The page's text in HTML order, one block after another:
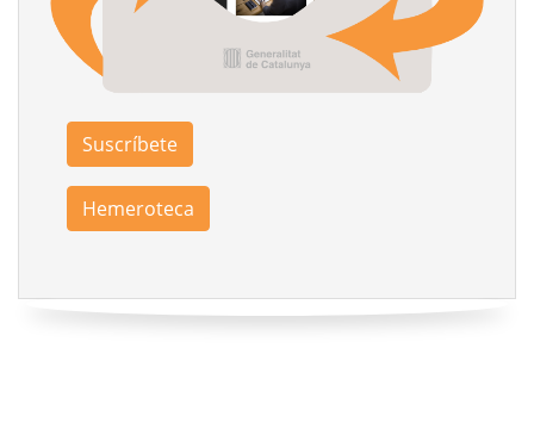
Suscríbete
Hemeroteca